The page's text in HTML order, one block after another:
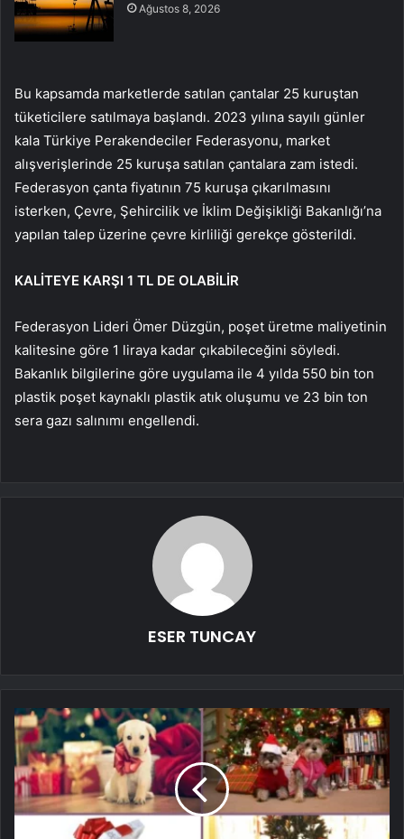
Ağustos 8, 2026
Bu kapsamda marketlerde satılan çantalar 25 kuruştan
tüketicilere satılmaya başlandı. 2023 yılına sayılı günler
kala Türkiye Perakendeciler Federasyonu, market
alışverişlerinde 25 kuruşa satılan çantalara zam istedi.
Federasyon çanta fiyatının 75 kuruşa çıkarılmasını
isterken, Çevre, Şehircilik ve İklim Değişikliği Bakanlığı’na
yapılan talep üzerine çevre kirliliği gerekçe gösterildi.
KALİTEYE KARŞI 1 TL DE OLABİLİR
Federasyon Lideri Ömer Düzgün, poşet üretme maliyetinin
kalitesine göre 1 liraya kadar çıkabileceğini söyledi.
Bakanlık bilgilerine göre uygulama ile 4 yılda 550 bin ton
plastik poşet kaynaklı plastik atık oluşumu ve 23 bin ton
sera gazı salınımı engellendi.
ESER TUNCAY